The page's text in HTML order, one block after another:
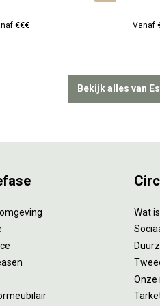
€€€ Vanaf
Bekijk alles van
Wat
Onze